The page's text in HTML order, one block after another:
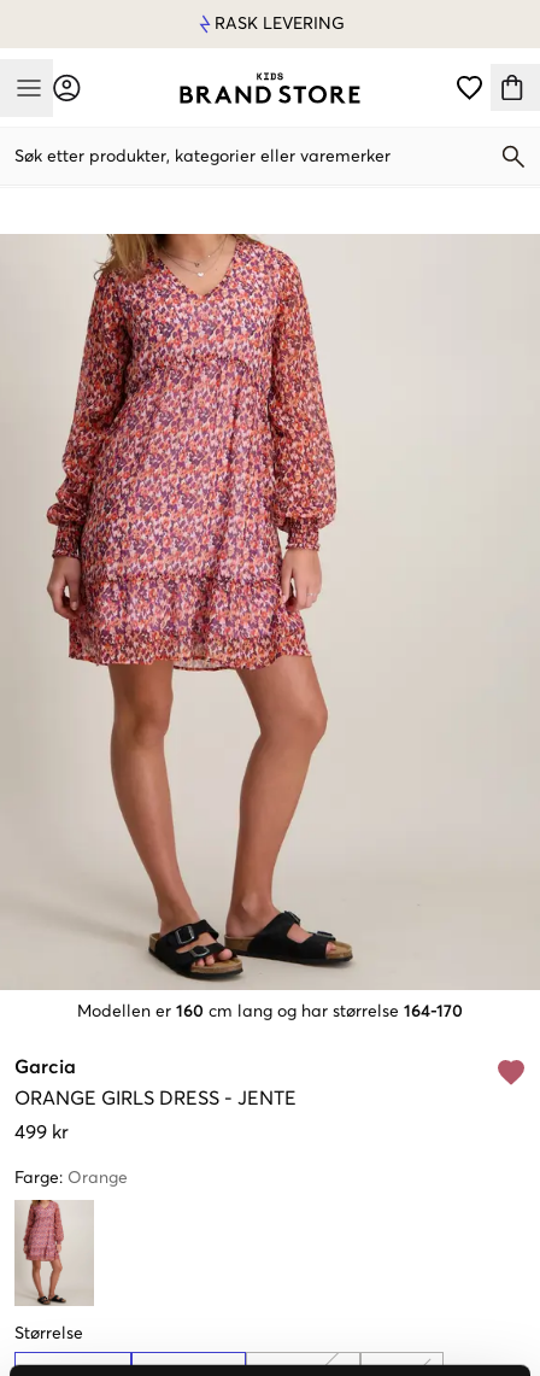
RASK LEVERING
Mobile Menu
Søk etter produkter, kategorier eller varemerker
Modellen er 160 cm lang og har størrelse 164-170
Garcia
ORANGE GIRLS DRESS - JENTE
499 kr
Farge: Orange
Størrelse